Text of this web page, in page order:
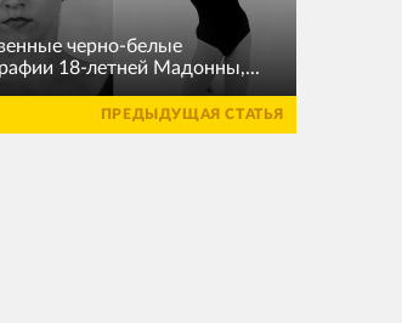
черно-белые
18-летней Мадонны,...
ПРЕДЫДУЩАЯ СТАТЬЯ